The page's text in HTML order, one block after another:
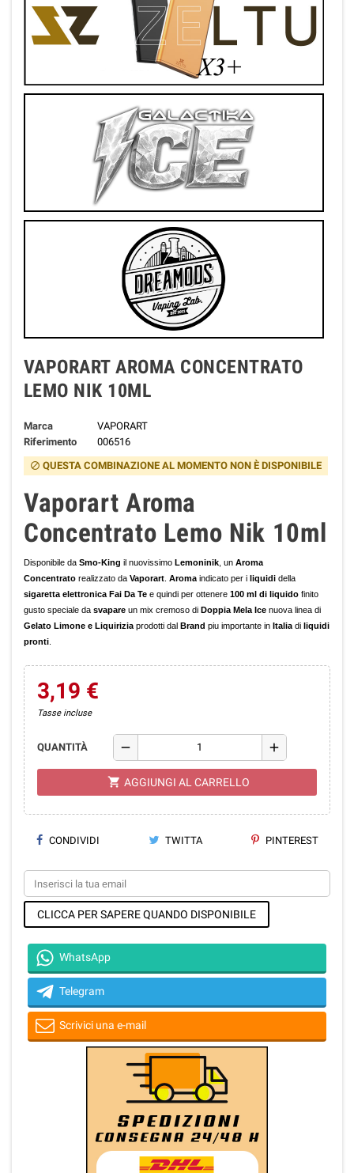
VAPORART AROMA CONCENTRATO
LEMO NIK 10ML
Marca
VAPORART
Riferimento
006516
block QUESTA COMBINAZIONE AL MOMENTO NON È DISPONIBILE
Vaporart Aroma
Concentrato Lemo Nik 10ml
Disponibile da Smo-King il nuovissimo Lemoninik , un Aroma
Concentrato realizzato da Vaporart Aroma indicato per i liquidi della
sigaretta elettronica Fai Da Te e quindi per ottenere 100 ml di liquido finito
gusto speciale da svapare un mix cremoso di Doppia Mela Ice nuova linea di
Gelato Limone e Liquirizia prodotti dal Brand piu importante in Italia di liquidi
pronti
3,19 €
Tasse incluse
QUANTITÀ remove add
shopping_cart AGGIUNGI AL CARRELLO
CONDIVIDI TWITTA PINTEREST
CLICCA PER SAPERE QUANDO DISPONIBILE
WhatsApp
Telegram
Scrivici una e-mail